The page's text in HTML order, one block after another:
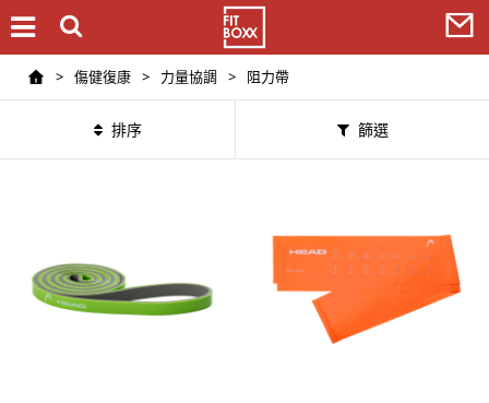
> 傷健復康 > 力量協調 > 阻力帶
排序 篩選